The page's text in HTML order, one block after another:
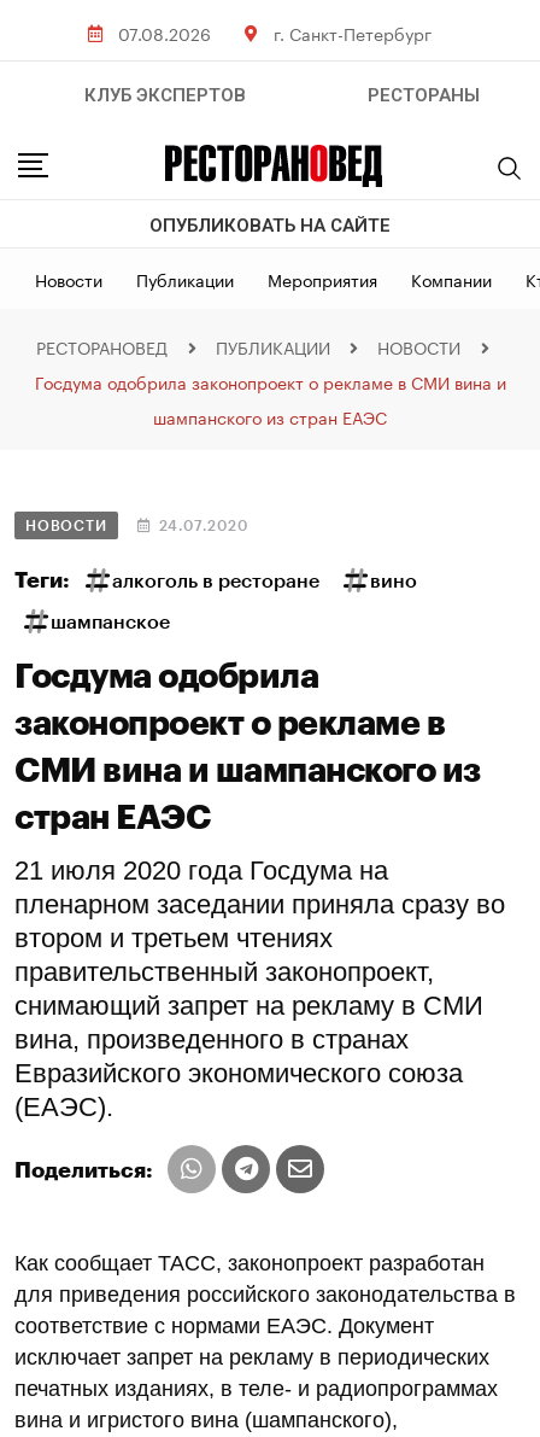
07.08.2026 г. Санкт-Петербург
КЛУБ ЭКСПЕРТОВ РЕСТОРАНЫ
ОПУБЛИКОВАТЬ НА САЙТЕ
Новости Публикации Мероприятия Компании
РЕСТОРАНОВЕД ПУБЛИКАЦИИ
НОВОСТИ
Госдума одобрила законопроект о рекламе в СМИ вина и
шампанского из стран ЕАЭС
НОВОСТИ 24.07.2020
Теги: алкоголь в ресторане вино
шампанское
Госдума одобрила
законопроект о рекламе в
СМИ вина и шампанского из
стран ЕАЭС
21 июля 2020 года Госдума на
пленарном заседании приняла сразу во
втором и третьем чтениях
правительственный законопроект,
снимающий запрет на рекламу в СМИ
вина, произведенного в странах
Евразийского экономического союза
(ЕАЭС).
Поделиться:
Как сообщает ТАСС, законопроект разработан
для приведения российского законодательства в
соответствие с нормами ЕАЭС. Документ
исключает запрет на рекламу в периодических
печатных изданиях, в теле- и радиопрограммах
вина и игристого вина (шампанского),